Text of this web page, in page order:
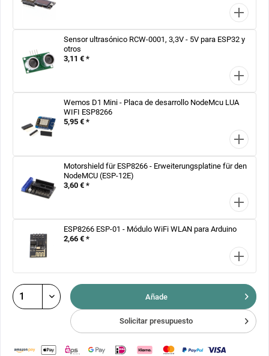
Sensor ultrasónico RCW-0001, 3,3V - 5V para ESP32 y
otros
3,11 € *
Wemos D1 Mini - Placa de desarrollo NodeMcu LUA
WIFI ESP8266
5,95 € *
Motorshield für ESP8266 - Erweiterungsplatine für den
NodeMCU (ESP-12E)
3,60 € *
ESP8266 ESP-01 - Módulo WiFi WLAN para Arduino
2,66 € *
Añade
Solicitar presupuesto